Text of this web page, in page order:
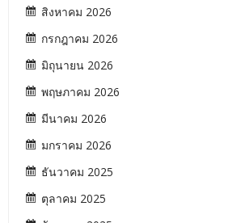
สิงหาคม 2026
กรกฎาคม 2026
มิถุนายน 2026
พฤษภาคม 2026
มีนาคม 2026
มกราคม 2026
ธันวาคม 2025
ตุลาคม 2025